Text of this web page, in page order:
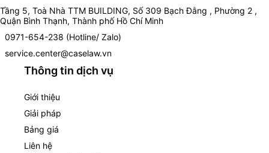
Tầng 5, Toà Nhà TTM BUILDING, Số 309 Bạch Đằng , Phường 2 ,
Quận Bình Thạnh, Thành phố Hồ Chí Minh
0971-654-238 (Hotline/ Zalo)
service.center@caselaw.vn
Thông tin dịch vụ
Giới thiệu
Giải pháp
Bảng giá
Liên hệ